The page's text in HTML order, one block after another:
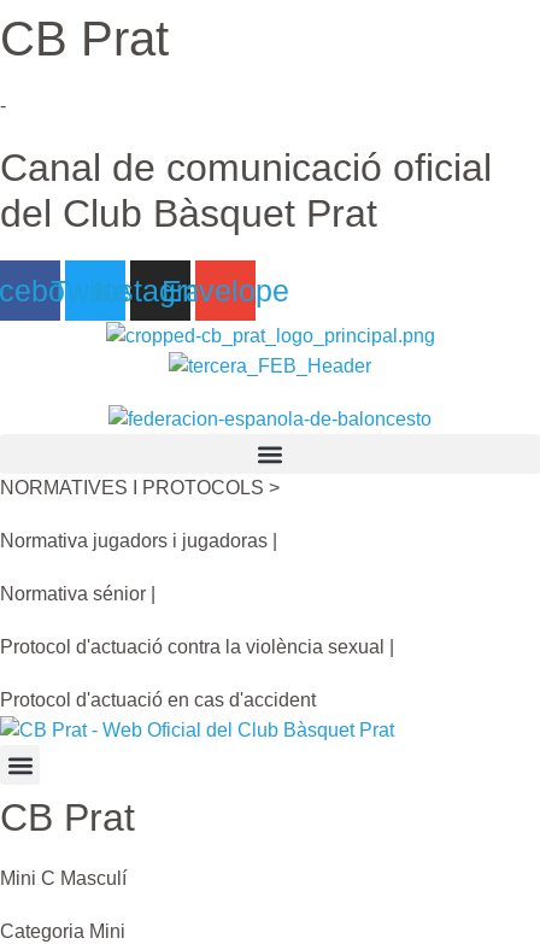
Ir
al
CB Prat
-
Canal de comunicació oficial
del Club Bàsquet Prat
TwitterInstagram
Envelope
NORMATIVES I PROTOCOLS >
Normativa jugadors i jugadoras |
Normativa sénior |
Protocol d'actuació contra la violència sexual |
Protocol d'actuació en cas d'accident
CB Prat
Mini C Masculí
Categoria Mini